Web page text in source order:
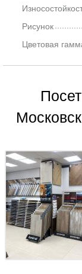
Рисунок
Цветовая